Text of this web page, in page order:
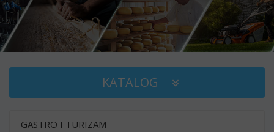
KATALOG
GASTRO I TURIZAM